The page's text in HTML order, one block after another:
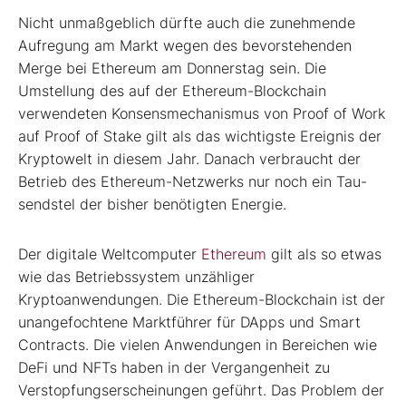
Nicht unmaßgeblich dürfte auch die zunehmende
Aufregung am Markt wegen des bevorstehenden
Merge bei Ethereum am Donnerstag sein. Die
Umstellung des auf der Ethereum­-Blockchain
verwende­ten Konsensmechanismus von Proof of Work
auf Proof of Stake gilt als das wich­tigste Ereignis der
Kryptowelt in diesem Jahr. Danach verbraucht der
Betrieb des Ethereum­-Netzwerks nur noch ein Tau­
sendstel der bisher benötigten Energie.
Der digitale Weltcomputer Ethereum gilt als so etwas
wie das Betriebssystem unzähliger
Kryptoanwendungen. Die Ethereum­-Blockchain ist der
unangefoch­tene Marktführer für DApps und Smart
Contracts. Die vielen Anwendungen in Be­reichen wie
DeFi und NFTs haben in der Vergangenheit zu
Verstopfungserschei­nungen geführt. Das Problem der